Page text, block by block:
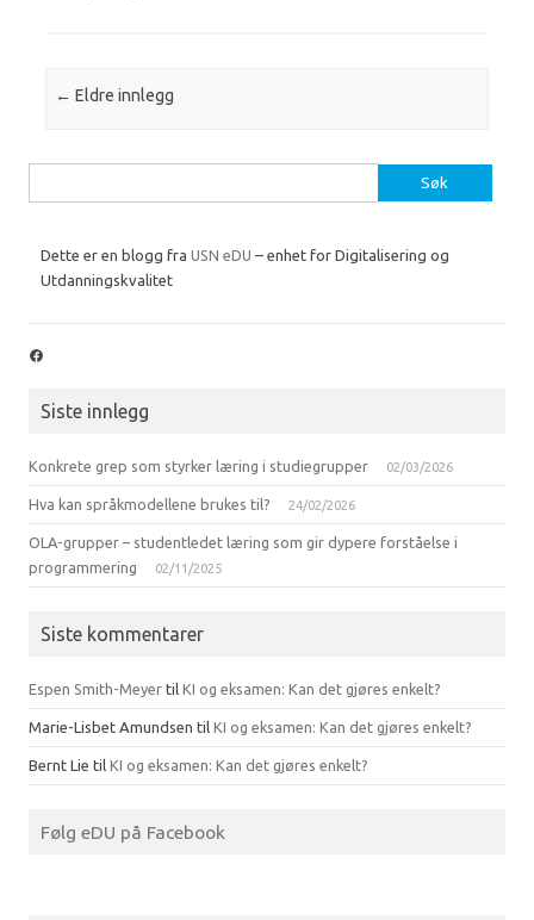
Innleggsnavigasjon
← Eldre innlegg
etter:
Dette er en blogg fra USN eDU – enhet for Digitalisering og
Utdanningskvalitet
Facebook
Siste innlegg
Konkrete grep som styrker læring i studiegrupper 02/03/2026
Hva kan språkmodellene brukes til? 24/02/2026
OLA-grupper – studentledet læring som gir dypere forståelse i
programmering
02/11/2025
Siste kommentarer
Espen Smith-Meyer til KI og eksamen: Kan det gjøres enkelt?
Marie-Lisbet Amundsen til KI og eksamen: Kan det gjøres enkelt?
Bernt Lie til KI og eksamen: Kan det gjøres enkelt?
Følg eDU på Facebook